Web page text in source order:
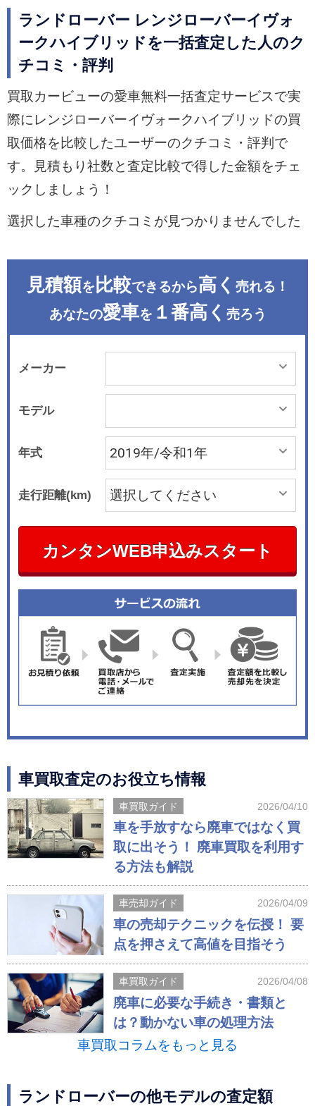
ランドローバー レンジローバーイヴォ
ークハイブリッドを一括査定した人のク
チコミ・評判
買取カービューの愛車無料一括査定サービスで実
際にレンジローバーイヴォークハイブリッドの買
取価格を比較したユーザーのクチコミ・評判で
す。見積もり社数と査定比較で得した金額をチェ
ックしましょう！
選択した車種のクチコミが見つかりませんでした
見積額を 比較できるから高く 売れる！
あなたの愛車を １番高く 売ろう
メーカー
モデル
年式
走行距離(km)
カンタンWEB申込みスタート
車買取査定のお役立ち情報
車買取ガイド 2026/04/10
車を手放すなら廃車ではなく買
取に出そう！ 廃車買取を利用す
る方法も解説
車売却ガイド 2026/04/09
車の売却テクニックを伝授！ 要
点を押さえて高値を目指そう
車買取ガイド 2026/04/08
廃車に必要な手続き・書類と
は？動かない車の処理方法
車買取コラムをもっと見る
ランドローバーの他モデルの査定額